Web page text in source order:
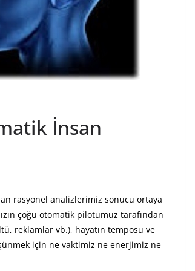
İnsan
rasyonel analizlerimiz sonucu ortaya
çoğu otomatik pilotumuz tarafından
reklamlar vb.), hayatın temposu ve
için ne vaktimiz ne enerjimiz ne